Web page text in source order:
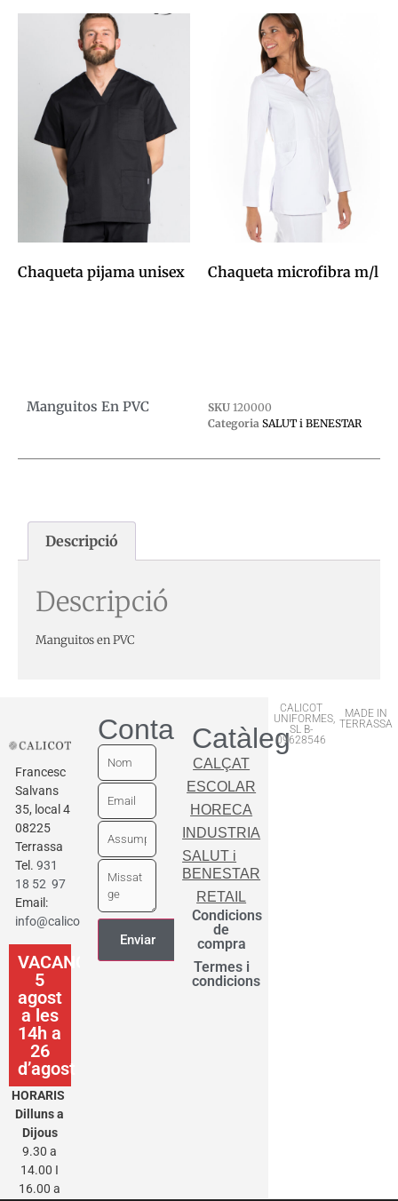
Chaqueta pijama unisex Chaqueta microfibra m/l
Manguitos En PVC SKU 120000
Categoria SALUT i BENESTAR
Descripció
Descripció
Manguitos en PVC
Francesc
Salvans
35, local 4
08225
Terrassa
Tel. 931
18 52 97
Email:
info@calicot.cat
VACANCES
5
agost
a les
14h a
26
d’agost
HORARIS
Dilluns a
Dijous
9.30 a
14.00 I
16.00 a
ContactarCatàleg
CALÇAT
ESCOLAR
HORECA
INDUSTRIA
SALUT i
BENESTAR
RETAIL
Condicions
de
compra
Termes i
condicions
CALICOT
UNIFORMES,
SL B-
09628546
MADE IN
TERRASSA